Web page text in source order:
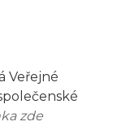
Veřejné
zde